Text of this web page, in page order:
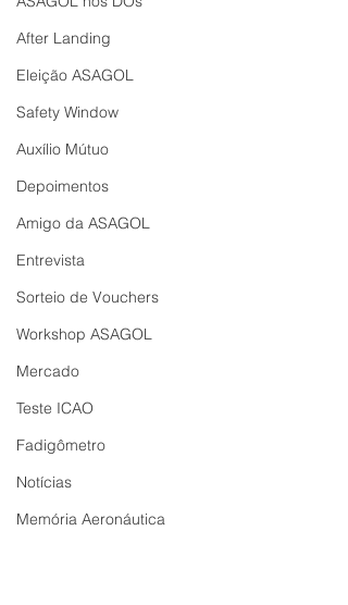
After Landing
Eleição ASAGOL
Safety Window
Auxílio Mútuo
Depoimentos
Amigo da ASAGOL
Entrevista
Sorteio de Vouchers
Workshop ASAGOL
Mercado
Teste ICAO
Fadigômetro
Notícias
Memória Aeronáutica